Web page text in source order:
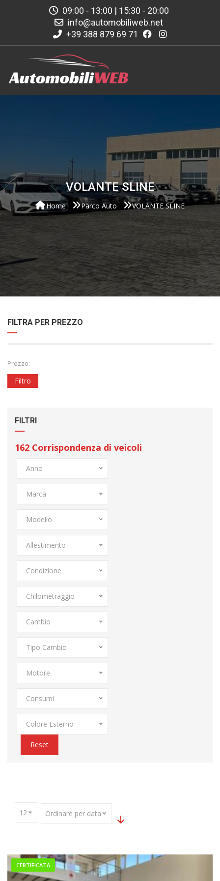
09:00 - 13:00 | 15:30 - 20:00
info@automobiliweb.net
+39 388 879 69 71
VOLANTE SLINE
Home Parco Auto VOLANTE SLINE
FILTRA PER PREZZO
Prezzo:
Filtro
FILTRI
162 Corrispondenza di veicoli
Anno
Marca
Modello
Allestimento
Condizione
Chilometraggio
Cambio
Tipo Cambio
Motore
Consumi
Colore Esterno
Reset
12
Ordinare per data
CERTIFICATA